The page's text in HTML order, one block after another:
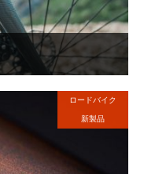
ロードバイク
新製品